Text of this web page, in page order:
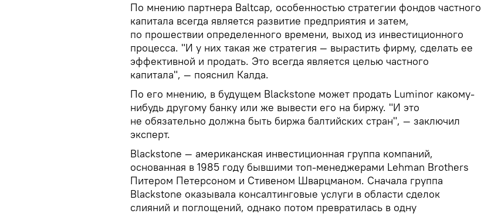
По мнению партнера Baltcap, особенностью стратегии фондов частного
капитала всегда является развитие предприятия и затем,
по прошествии определенного времени, выход из инвестиционного
процесса. "И у них такая же стратегия — вырастить фирму, сделать ее
эффективной и продать. Это всегда является целью частного
капитала", — пояснил Калда.
По его мнению, в будущем Blackstone может продать Luminor какому-
нибудь другому банку или же вывести его на биржу. "И это
не обязательно должна быть биржа балтийских стран", — заключил
эксперт.
Blackstone — американская инвестиционная группа компаний,
основанная в 1985 году бывшими топ-менеджерами Lehman Brothers
Питером Петерсоном и Стивеном Шварцманом. Сначала группа
Blackstone оказывала консалтинговые услуги в области сделок
слияний и поглощений, однако потом превратилась в одну